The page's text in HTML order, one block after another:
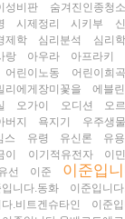
성비판 숨겨진인종청소
시제정리 시키부
제학 심리분석 심리학
랑 아우라 아프라키
어린이노동 어린이희곡
리에게장미꽃을 에블린
오가이 오디션 오
버지 욕지기 우주생
스 유령 유신론 유
이 이기적유전자 이민
선 이준 이준입
입니다.동화 이준입니다
.비트겐슈타인
이준